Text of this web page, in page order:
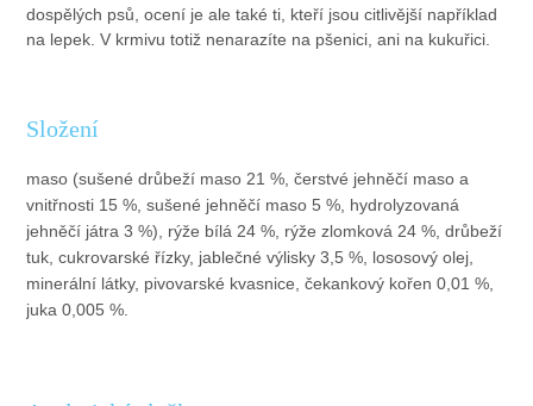
dospělých psů, ocení je ale také ti, kteří jsou citlivější například
na lepek. V krmivu totiž nenarazíte na pšenici, ani na kukuřici.
Složení
maso (sušené drůbeží maso 21 %, čerstvé jehněčí maso a
vnitřnosti 15 %, sušené jehněčí maso 5 %, hydrolyzovaná
jehněčí játra 3 %), rýže bílá 24 %, rýže zlomková 24 %, drůbeží
tuk, cukrovarské řízky, jablečné výlisky 3,5 %, lososový olej,
minerální látky, pivovarské kvasnice, čekankový kořen 0,01 %,
juka 0,005 %.